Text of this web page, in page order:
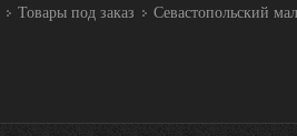
Товары под заказ Севастопольский